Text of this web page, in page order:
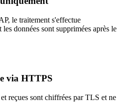
le traitement s'effectue
données sont supprimées après le
via HTTPS
reçues sont chiffrées par TLS et ne